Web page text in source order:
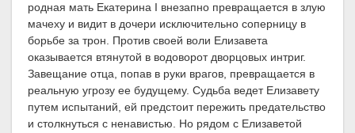
родная мать Екатерина I внезапно превращается в злую
мачеху и видит в дочери исключительно соперницу в
борьбе за трон. Против своей воли Елизавета
оказывается втянутой в водоворот дворцовых интриг.
Завещание отца, попав в руки врагов, превращается в
реальную угрозу ее будущему. Судьба ведет Елизавету
путем испытаний, ей предстоит пережить предательство
и столкнуться с ненавистью. Но рядом с Елизаветой